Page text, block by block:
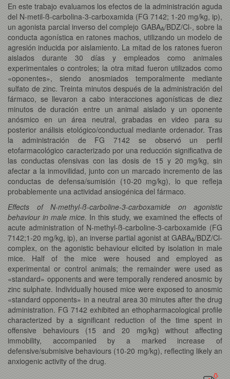
En este trabajo evaluamos los efectos de la administración aguda
del N-metil-ß-carbolina-3-carboxamida (FG 7142; 1-20 mg/kg, ip),
un agonista parcial inverso del complejo GABAA/BDZ/Cl-, sobre la
conducta agonística en ratones machos, utilizando un modelo de
agresión inducida por aislamiento. La mitad de los ratones fueron
aislados durante 30 días y empleados como animales
experimentales o controles; la otra mitad fueron utilizados como
«oponentes», siendo anosmiados temporalmente mediante
sulfato de zinc. Treinta minutos después de la administración del
fármaco, se llevaron a cabo interacciones agonísticas de diez
minutos de duración entre un animal aislado y un oponente
anósmico en un área neutral, grabadas en video para su
posterior análisis etológico/conductual mediante ordenador. Tras
la administración de FG 7142 se observó un perfil
etofarmacológico caracterizado por una reducción significativa de
las conductas ofensivas con las dosis de 15 y 20 mg/kg, sin
afectar a la inmovilidad, junto con un marcado incremento de las
conductas de defensa/sumisión (10-20 mg/kg), lo que refleja
probablemente una actividad ansiogénica del fármaco.
Effects of N-methyl-ß-carboline-3-carboxamide on agonistic
behaviour in male mice. In this study, we examined the effects of
acute administration of N-methyl-ß-carboline-3-carboxamide (FG
7142;1-20 mg/kg, ip), an inverse partial agonist at GABAA/BDZ/Cl-
complex, on the agonistic behaviour elicited by isolation in male
mice. Half of the mice were housed and employed as
experimental or control animals; the remainder were used as
«standard» opponents and were temporally rendered anosmic by
zinc sulphate. Individually housed mice were exposed to anosmic
«standard opponents» in a neutral area 30 minutes after the drug
administration. FG 7142 exhibited an ethopharmacological profile
characterized by a significant reduction of the time spent in
offensive behaviours (15 and 20 mg/kg) without affecting
immobility, accompanied by a marked increase of
defensive/submisive behaviours (10-20 mg/kg), reflecting likely an
anxiogenic activity of the drug.